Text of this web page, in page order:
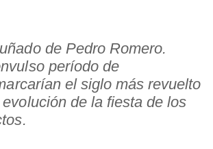
de Pedro Romero.
período de
el siglo más revuelto
de la fiesta de los